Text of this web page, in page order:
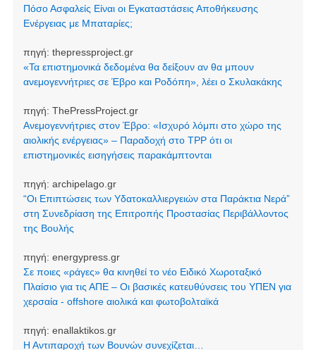
Πόσο Ασφαλείς Είναι οι Εγκαταστάσεις Αποθήκευσης
Ενέργειας με Μπαταρίες;
πηγή: thepressproject.gr
«Τα επιστημονικά δεδομένα θα δείξουν αν θα μπουν
ανεμογεννήτριες σε Έβρο και Ροδόπη», λέει ο Σκυλακάκης
πηγή: ThePressProject.gr
Ανεμογεννήτριες στον Έβρο: «Ισχυρό λόμπι στο χώρο της
αιολικής ενέργειας» – Παραδοχή στο TPP ότι οι
επιστημονικές εισηγήσεις παρακάμπτονται
πηγή: archipelago.gr
“Οι Επιπτώσεις των Υδατοκαλλιεργειών στα Παράκτια Νερά”
στη Συνεδρίαση της Επιτροπής Προστασίας Περιβάλλοντος
της Βουλής
πηγή: energypress.gr
Σε ποιες «ράγες» θα κινηθεί το νέο Ειδικό Χωροταξικό
Πλαίσιο για τις ΑΠΕ – Οι βασικές κατευθύνσεις του ΥΠΕΝ για
χερσαία - offshore αιολικά και φωτοβολταϊκά
πηγή: enallaktikos.gr
Η Αντιπαροχή των Βουνών συνεχίζεται…